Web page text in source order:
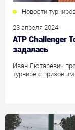
Новости
23 апреля 2024
ATP Challenger
задалась
Иван Лютаревич
турнире с